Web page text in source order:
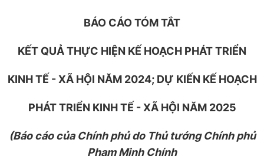
BÁO CÁO TÓM TẮT
KẾT QUẢ THỰC HIỆN KẾ HOẠCH PHÁT TRIỂN
KINH TẾ - XÃ HỘI NĂM 2024; DỰ KIẾN KẾ HOẠCH
PHÁT TRIỂN KINH TẾ - XÃ HỘI NĂM 2025
(Báo cáo của Chính phủ do Thủ tướng Chính phủ
Phạm Minh Chính